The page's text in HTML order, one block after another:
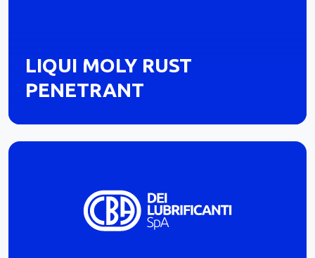
LIQUI MOLY RUST
PENETRANT